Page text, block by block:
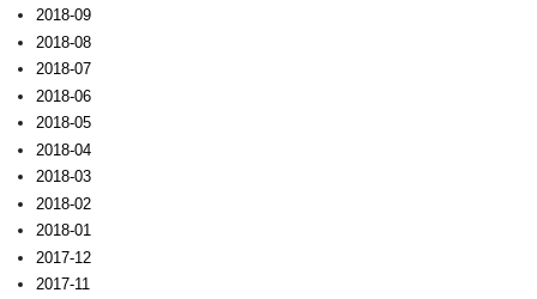
2018-09
2018-08
2018-07
2018-06
2018-05
2018-04
2018-03
2018-02
2018-01
2017-12
2017-11